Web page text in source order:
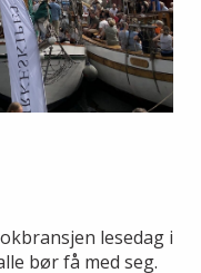
lesedag i
bør få med seg.